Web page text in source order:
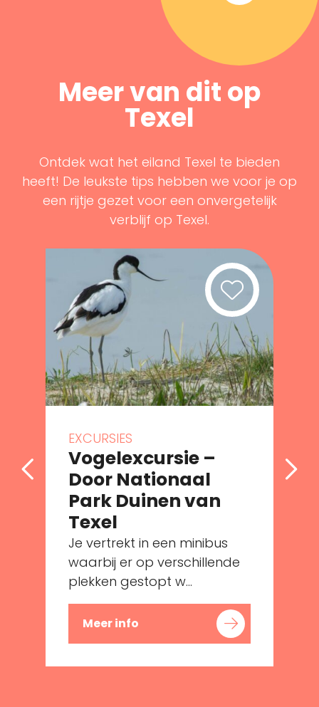
Meer van dit op
Texel
Ontdek wat het eiland Texel te bieden
heeft! De leukste tips hebben we voor je op
een rijtje gezet voor een onvergetelijk
verblijf op Texel.
EXCURSIES
Vogelexcursie –
Door Nationaal
Park Duinen van
Texel
Je vertrekt in een minibus
waarbij er op verschillende
plekken gestopt w...
Meer info